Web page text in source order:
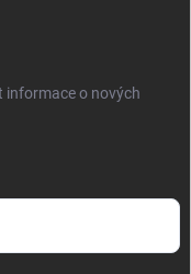
informace o nových